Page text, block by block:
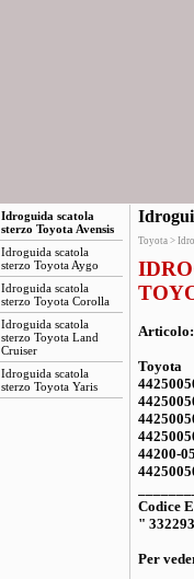
Toyota >
Articolo:
Toyota
44200-
Codice
"
Per
Idroguida scatola
sterzo Toyota Avensis
Idroguida scatola
sterzo Toyota Aygo
Idroguida scatola
sterzo Toyota Corolla
Idroguida scatola
sterzo Toyota Land
Cruiser
Idroguida scatola
sterzo Toyota Yaris